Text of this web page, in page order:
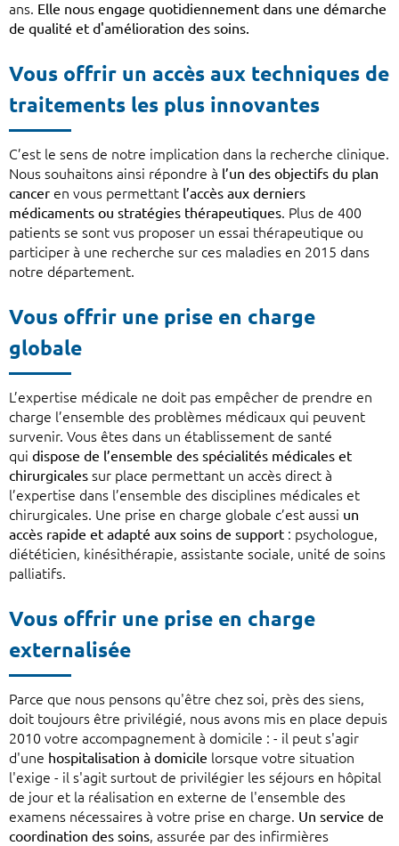
ans. Elle nous engage quotidiennement dans une démarche
de qualité et d'amélioration des soins.
Vous offrir un accès aux techniques de
traitements les plus innovantes
C’est le sens de notre implication dans la recherche clinique.
Nous souhaitons ainsi répondre à l’un des objectifs du plan
cancer en vous permettant l’accès aux derniers
médicaments ou stratégies thérapeutiques. Plus de 400
patients se sont vus proposer un essai thérapeutique ou
participer à une recherche sur ces maladies en 2015 dans
notre département.
Vous offrir une prise en charge
globale
L’expertise médicale ne doit pas empêcher de prendre en
charge l’ensemble des problèmes médicaux qui peuvent
survenir. Vous êtes dans un établissement de santé
qui dispose de l’ensemble des spécialités médicales et
chirurgicales sur place permettant un accès direct à
l’expertise dans l’ensemble des disciplines médicales et
chirurgicales. Une prise en charge globale c’est aussi un
accès rapide et adapté aux soins de support : psychologue,
diététicien, kinésithérapie, assistante sociale, unité de soins
palliatifs.
Vous offrir une prise en charge
externalisée
Parce que nous pensons qu'être chez soi, près des siens,
doit toujours être privilégié, nous avons mis en place depuis
2010 votre accompagnement à domicile : - il peut s'agir
d'une hospitalisation à domicile lorsque votre situation
l'exige - il s'agit surtout de privilégier les séjours en hôpital
de jour et la réalisation en externe de l'ensemble des
examens nécessaires à votre prise en charge. Un service de
coordination des soins, assurée par des infirmières